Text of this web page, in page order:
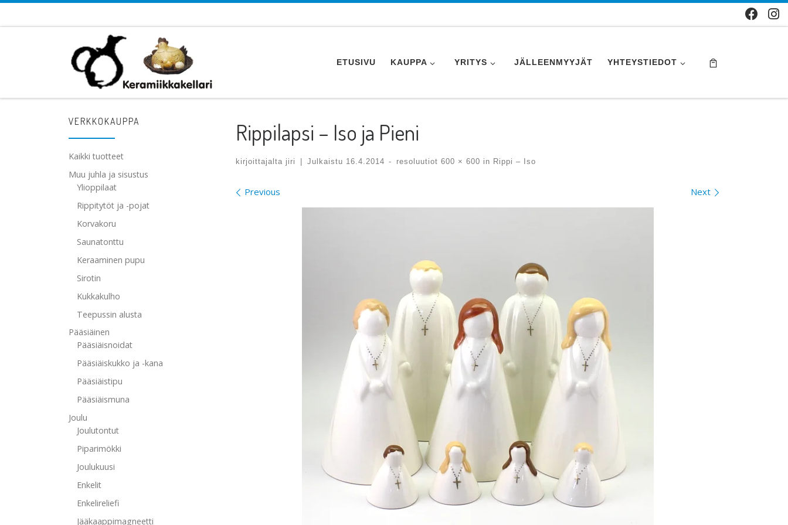
ETUSIVU KAUPPA YRITYS JÄLLEENMYYJÄT YHTEYSTIEDOT
Rippilapsi – Iso ja Pieni
kirjoittajalta jiri Julkaistu 16.4.2014 - resoluutiot 600 × 600 in Rippi – Iso
Images navigation
Previous Next
VERKKOKAUPPA
Kaikki tuotteet
Muu juhla ja sisustus
Ylioppilaat
Rippitytöt ja -pojat
Korvakoru
Saunatonttu
Keraaminen pupu
Sirotin
Kukkakulho
Teepussin alusta
Pääsiäinen
Pääsiäisnoidat
Pääsiäiskukko ja -kana
Pääsiäistipu
Pääsiäismuna
Joulu
Joulutontut
Piparimökki
Joulukuusi
Enkelit
Enkelireliefi
Jääkaappimagneetti